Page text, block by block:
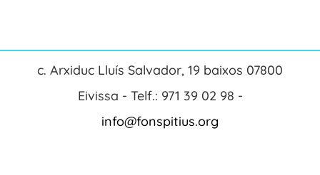
c. Arxiduc Lluís Salvador, 19 baixos 07800
Eivissa - Telf.: 971 39 02 98 -
info@fonspitius.org